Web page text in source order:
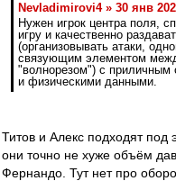
Nevladimirovi4 » 30 янв
Нужен игрок центра поля,
игру и качественно
(организовывать атаки,
связующим элементом
"волнорезом") с приличным
и физическими данными.
Титов и Алекс подходят под
они точно не хуже объём
Фернандо. Тут нет про